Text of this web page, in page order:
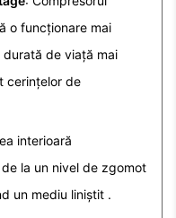
o funcționare mai
durată de viață mai
cerințelor de
interioară
la un nivel de zgomot
un mediu liniștit .